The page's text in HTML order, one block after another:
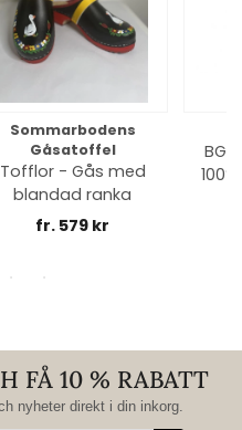
Sommarbodens
Gåsatoffel
Tofflor - Gås med
blandad ranka
fr. 579 kr
FÅ 10 % RABATT
nyheter direkt i din inkorg.